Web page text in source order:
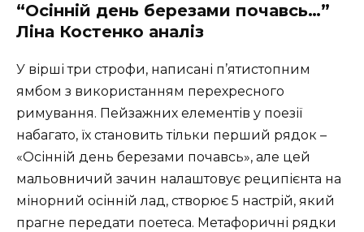
“Осінній день березами почавсь…”
Ліна Костенко аналіз
У вірші три строфи, написані п’ятистопним
ямбом з використанням перехресного
римування. Пейзажних елементів у поезії
набагато, їх становить тільки перший рядок –
«Осінній день березами почавсь», але цей
мальовничий зачин налаштовує реципієнта на
мінорний осінній лад, створює 5 настрій, який
прагне передати поетеса. Метафоричні рядки